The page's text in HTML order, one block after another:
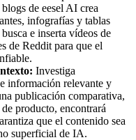
de eesel AI crea
infografías y tablas
e inserta vídeos de
de Reddit para que el
Investiga
información relevante y
publicación comparativa,
producto, encontrará
que el contenido sea
superficial de IA.